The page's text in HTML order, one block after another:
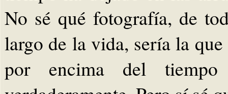
No sé qué fotografía, de
largo de la vida, sería la
por encima del